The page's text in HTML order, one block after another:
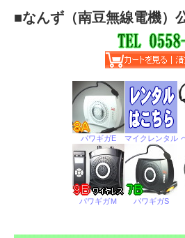
■なんず（南豆無線電機）